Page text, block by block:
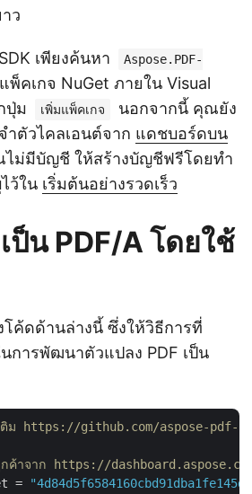
ว
เพียงค้นหา
Aspose.PDF-
พ็คเกจ NuGet ภายใน Visual
ปุ่ม
เพิ่มแพ็คเกจ
นอกจากนี้ คุณยัง
ำตัวไคลเอนต์จาก แดชบอร์ดบน
ม่มีบัญชี ให้สร้างบัญชีฟรีโดยทำ
ว้ใน เริ่มต้นอย่างรวดเร็ว
ป็น PDF/A โดยใช้
ค้ดด้านล่างนี้ ซึ่งให้วิธีการที่
การพัฒนาตัวแปลง PDF เป็น
ติม https://github.com/aspose-pdf-
ค้าจาก https://
=